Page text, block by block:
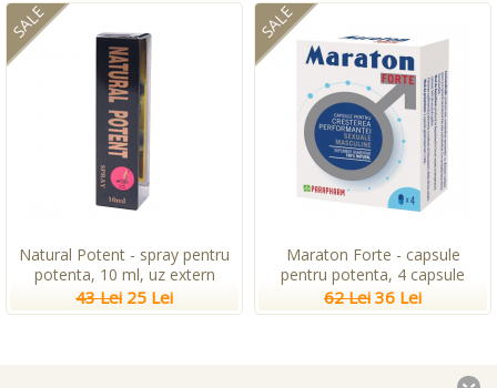
SALE
Natural Potent - spray pentru
potenta, 10 ml, uz extern
43 Lei 25 Lei
SALE
Maraton Forte - capsule
pentru potenta, 4 capsule
62 Lei 36 Lei